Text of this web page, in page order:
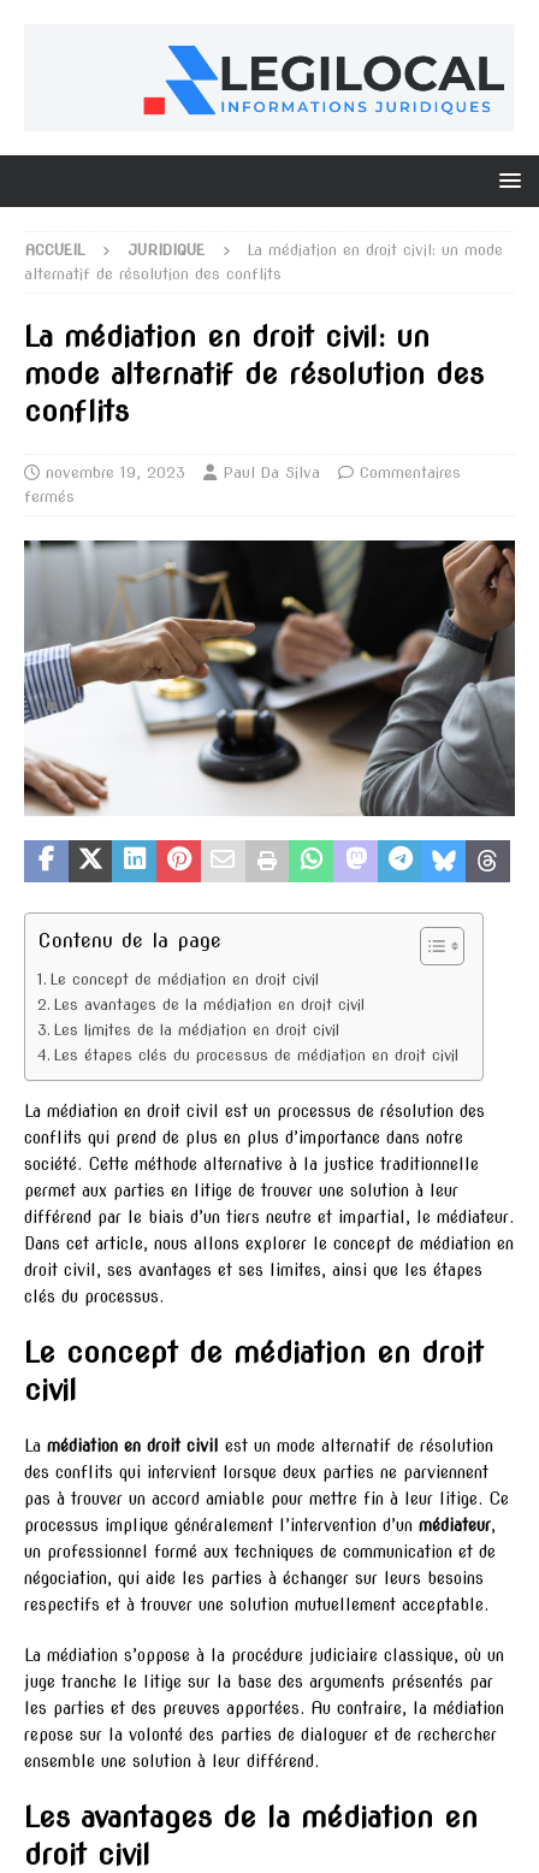
ACCUEIL JURIDIQUE
La médiation en droit civil: un mode
alternatif de résolution des conflits
La médiation en droit civil: un
mode alternatif de résolution des
conflits
novembre 19, 2023 Paul Da Silva
Commentaires
fermés
Contenu de la page
Le concept de médiation en droit civil
Les avantages de la médiation en droit civil
Les limites de la médiation en droit civil
Les étapes clés du processus de médiation en droit civil
La médiation en droit civil est un processus de résolution des
conflits qui prend de plus en plus d’importance dans notre
société. Cette méthode alternative à la justice traditionnelle
permet aux parties en litige de trouver une solution à leur
différend par le biais d’un tiers neutre et impartial, le médiateur.
Dans cet article, nous allons explorer le concept de médiation en
droit civil, ses avantages et ses limites, ainsi que les étapes
clés du processus.
Le concept de médiation en droit
civil
La médiation en droit civil
est un mode alternatif de résolution
des conflits qui intervient lorsque deux parties ne parviennent
pas à trouver un accord amiable pour mettre fin à leur litige. Ce
processus implique généralement l’intervention d’un médiateur,
un professionnel formé aux techniques de communication et de
négociation, qui aide les parties à échanger sur leurs besoins
respectifs et à trouver une solution mutuellement acceptable.
La médiation s’oppose à la procédure judiciaire classique, où un
juge tranche le litige sur la base des arguments présentés par
les parties et des preuves apportées. Au contraire, la médiation
repose sur la volonté des parties de dialoguer et de rechercher
ensemble une solution à leur différend.
Les avantages de la médiation en
droit civil